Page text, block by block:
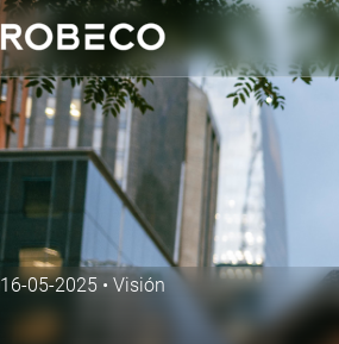
16-05-2025 • Visión